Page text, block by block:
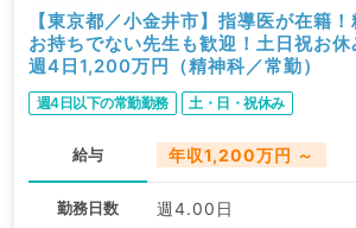
【東京都／小金井市】指導医が在籍
お持ちでない先生も歓迎！土日祝お
週4日1,200万円（精神科／常勤）
週4日以下の常勤勤務 土・日・祝休み
給与 年収1,200万円 ～
勤務日数 週4.00日